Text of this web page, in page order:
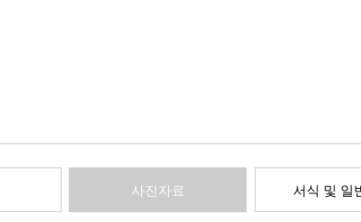
사진자료 서식 및 일